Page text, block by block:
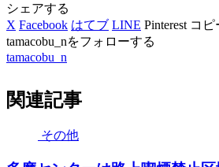
シェアする
X Facebook はてブ LINE Pinterest コピ
tamacobu_nをフォローする
tamacobu_n
関連記事
その他